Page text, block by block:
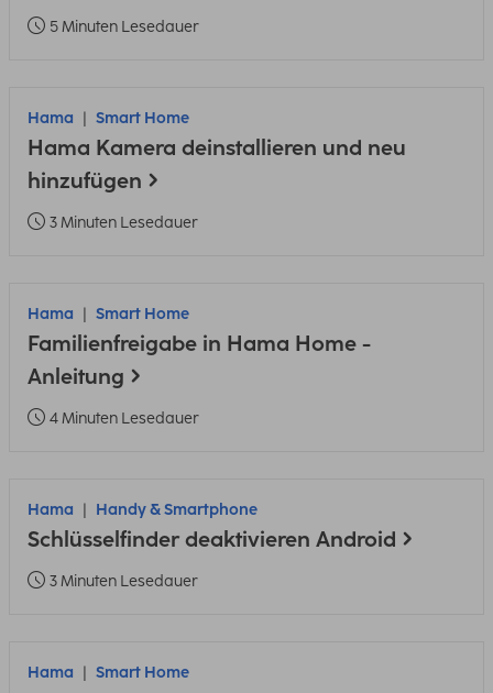
5 Minuten Lesedauer
Hama Smart Home
Hama Kamera deinstallieren und neu
hinzufügen
3 Minuten Lesedauer
Hama Smart Home
Familienfreigabe in Hama Home -
Anleitung
4 Minuten Lesedauer
Hama Handy & Smartphone
Schlüsselfinder deaktivieren Android
3 Minuten Lesedauer
Hama Smart Home